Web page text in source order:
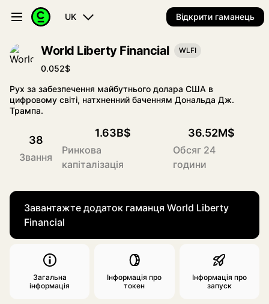
UK Відкрити гаманець
World Liberty Financial WLFI
0.052$
Рух за забезпечення майбутнього долара США в
цифровому світі, натхненний баченням Дональда Дж.
Трампа.
38
Звання
1.63B$
Ринкова
капіталізація
36.52M$
Обсяг 24
години
Завантажте додаток гаманця World Liberty
Financial
Загальна
інформація
Інформація про
токен
Інформація про
запуск